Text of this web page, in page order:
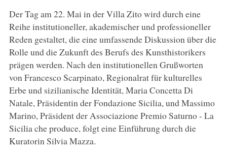
Der Tag am 22. Mai in der Villa Zito wird durch eine
Reihe institutioneller, akademischer und professioneller
Reden gestaltet, die eine umfassende Diskussion über die
Rolle und die Zukunft des Berufs des Kunsthistorikers
prägen werden. Nach den institutionellen Grußworten
von Francesco Scarpinato, Regionalrat für kulturelles
Erbe und sizilianische Identität, Maria Concetta Di
Natale, Präsidentin der Fondazione Sicilia, und Massimo
Marino, Präsident der Associazione Premio Saturno - La
Sicilia che produce, folgt eine Einführung durch die
Kuratorin Silvia Mazza.